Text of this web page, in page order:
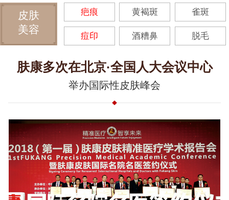
皮肤
美容
疤痕 黄褐斑 雀斑
痘印 酒糟鼻 脱毛
肤康多次在北京·全国人大会议中心
举办国际性皮肤峰会